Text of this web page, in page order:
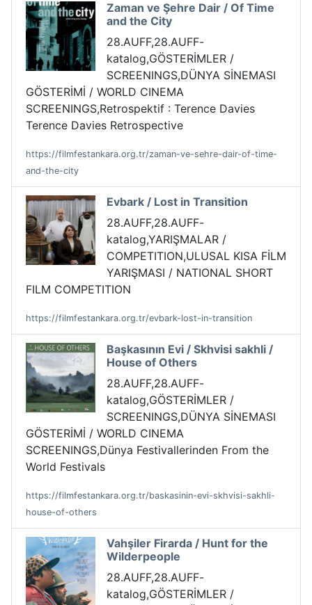
Zaman ve Şehre Dair / Of Time
and the City
28.AUFF,28.AUFF-
katalog,GÖSTERİMLER /
SCREENINGS,DÜNYA SİNEMASI
GÖSTERİMİ / WORLD CINEMA
SCREENINGS,Retrospektif : Terence Davies
Terence Davies Retrospective
https://filmfestankara.org.tr/zaman-ve-sehre-dair-of-time-
and-the-city
Evbark / Lost in Transition
28.AUFF,28.AUFF-
katalog,YARIŞMALAR /
COMPETITION,ULUSAL KISA FİLM
YARIŞMASI / NATIONAL SHORT
FILM COMPETITION
https://filmfestankara.org.tr/evbark-lost-in-transition
Başkasının Evi / Skhvisi sakhli /
House of Others
28.AUFF,28.AUFF-
katalog,GÖSTERİMLER /
SCREENINGS,DÜNYA SİNEMASI
GÖSTERİMİ / WORLD CINEMA
SCREENINGS,Dünya Festivallerinden From the
World Festivals
https://filmfestankara.org.tr/baskasinin-evi-skhvisi-sakhli-
house-of-others
Vahşiler Firarda / Hunt for the
Wilderpeople
28.AUFF,28.AUFF-
katalog,GÖSTERİMLER /